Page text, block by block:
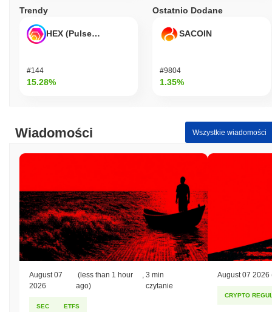
Trendy
HEX (Pulsechain)
#144
15.28%
Ostatnio Dodane
SACOIN
#9804
1.35%
Wiadomości Wszystkie wiadomości
August 07
2026
(less than 1 hour
ago)
,3 min
czytanie
SEC ETFS
August 07 2026
CRYPTO